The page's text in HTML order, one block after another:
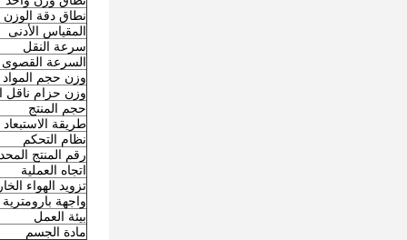
نطاق دقة الوزن
المقياس الأدنى
سرعة النقل
السرعة القصوى
وزن حجم المواد
وزن حزام ناقل
حجم المنتج
طريقة الاستبعاد
نظام التحكم
رقم المنتج
اتجاه العملية
تزويد الهواء
واجهة بارومترية
بيئة العمل
مادة الجسم